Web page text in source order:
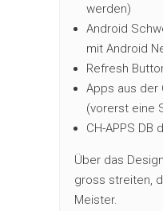
werden)
Android
mit Android
Refresh
Apps aus der
(vorerst eine
CH-APPS DB
Über das
gross streiten,
Meister.